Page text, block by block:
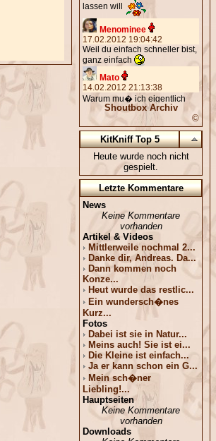
lassen will
Menominee
17.02.2012 19:04:42
Weil du einfach schneller bist,
ganz einfach
Mato
14.02.2012 21:13:38
Warum mu� ich eigentlich
immer die Seite vom Spam
befreien?
Shoutbox Archiv
©
KitKniff Top 5
Heute wurde noch nicht
gespielt.
Letzte Kommentare
News
Keine Kommentare
vorhanden
Artikel & Videos
Mittlerweile nochmal 2...
Danke dir, Andreas. Da...
Dann kommen noch
Konze...
Heut wurde das restlic...
Ein wundersch�nes
Kurz...
Fotos
Dabei ist sie in Natur...
Meins auch! Sie ist ei...
Die Kleine ist einfach...
Ja er kann schon ein G...
Mein sch�ner
Liebling!...
Hauptseiten
Keine Kommentare
vorhanden
Downloads